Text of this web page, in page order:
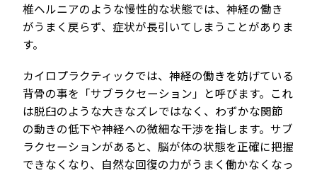
椎ヘルニアのような慢性的な状態では、神経の働き
がうまく戻らず、症状が長引いてしまうことがありま
す。
カイロプラクティックでは、神経の働きを妨げている
背骨の事を「サブラクセーション」と呼びます。これ
は脱臼のような大きなズレではなく、わずかな関節
の動きの低下や神経への微細な干渉を指します。サブ
ラクセーションがあると、脳が体の状態を正確に把握
できなくなり、自然な回復の力がうまく働かなくなっ